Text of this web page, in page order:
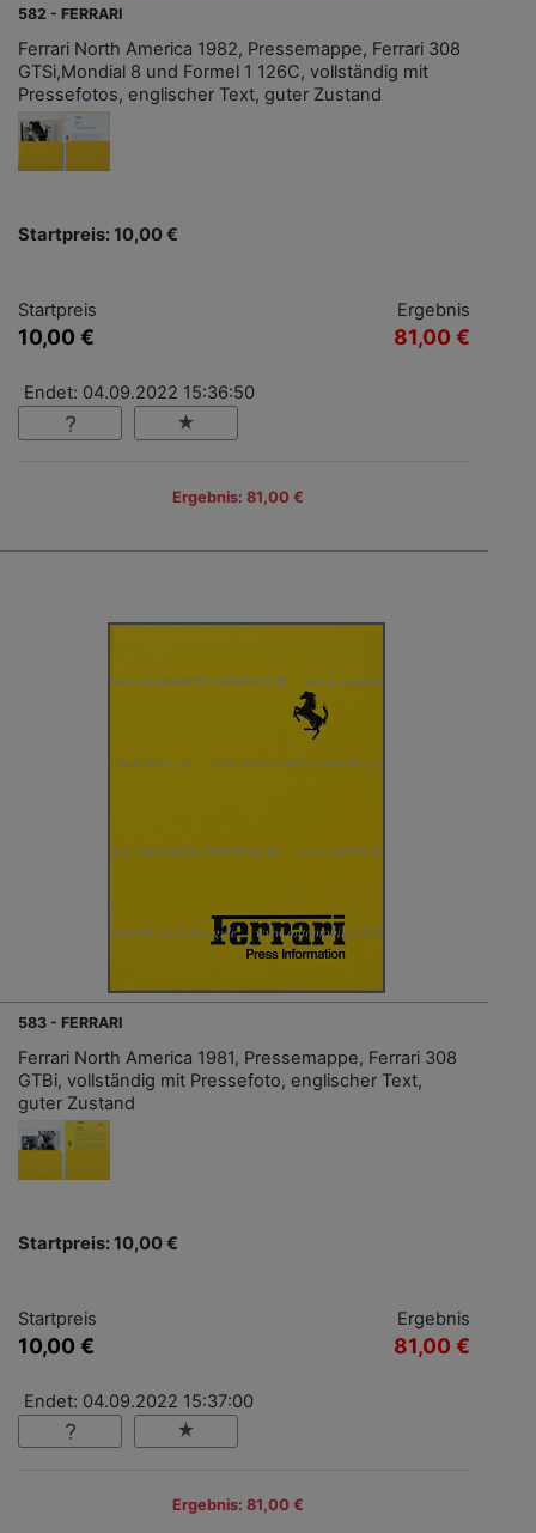
582 - FERRARI
Ferrari North America 1982, Pressemappe, Ferrari 308
GTSi,Mondial 8 und Formel 1 126C, vollständig mit
Pressefotos, englischer Text, guter Zustand
Startpreis: 10,00 €
Startpreis
10,00 €
Ergebnis
81,00 €
Endet: 04.09.2022 15:36:50
Ergebnis: 81,00 €
583 - FERRARI
Ferrari North America 1981, Pressemappe, Ferrari 308
GTBi, vollständig mit Pressefoto, englischer Text,
guter Zustand
Startpreis: 10,00 €
Startpreis
10,00 €
Ergebnis
81,00 €
Endet: 04.09.2022 15:37:00
Ergebnis: 81,00 €